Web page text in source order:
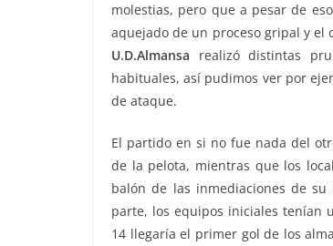
molestias, pero que a pesar de
aquejado de un proceso gripal y el
U.D.Almansa realizó distintas
habituales, así pudimos ver por
de ataque.
El partido en si no fue nada del
de la pelota, mientras que los
balón de las inmediaciones de
parte, los equipos iniciales tenían
14 llegaría el primer gol de los